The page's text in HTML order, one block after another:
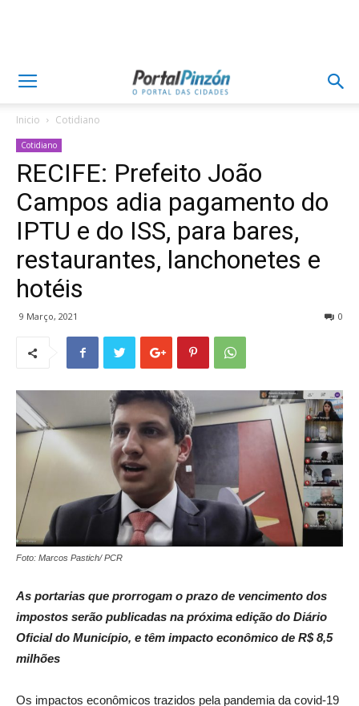
Inicio Cotidiano
Cotidiano
RECIFE: Prefeito João
Campos adia pagamento do
IPTU e do ISS, para bares,
restaurantes, lanchonetes e
hotéis
9 Março, 2021 0
Foto: Marcos Pastich/ PCR
As portarias que prorrogam o prazo de vencimento dos
impostos serão publicadas na próxima edição do Diário
Oficial do Município, e têm impacto econômico de R$ 8,5
milhões
Os impactos econômicos trazidos pela pandemia da covid-19